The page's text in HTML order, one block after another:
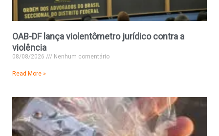
OAB-DF lança violentômetro jurídico contra a
violência
08/08/2026 Nenhum comentário
Read More »